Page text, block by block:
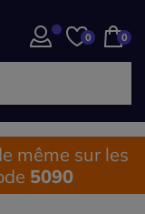
0 0
même sur les
5090